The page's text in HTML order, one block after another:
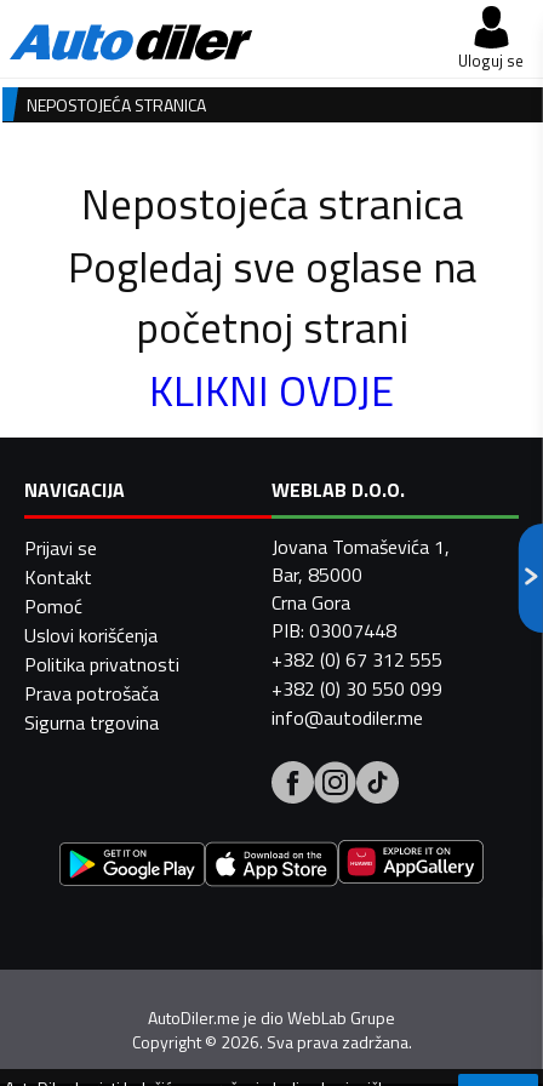
Uloguj se
NEPOSTOJEĆA STRANICA
Nepostojeća stranica
Pogledaj sve oglase na
početnoj strani
KLIKNI OVDJE
NAVIGACIJA
Prijavi se
Kontakt
Pomoć
Uslovi korišćenja
Politika privatnosti
Prava potrošača
Sigurna trgovina
WEBLAB D.O.O.
Jovana Tomaševića 1,
Bar, 85000
Crna Gora
PIB: 03007448
+382 (0) 67 312 555
+382 (0) 30 550 099
info@autodiler.me
AutoDiler.me je dioWebLab Grupe
Copyright© 2026. Sva prava zadržana.